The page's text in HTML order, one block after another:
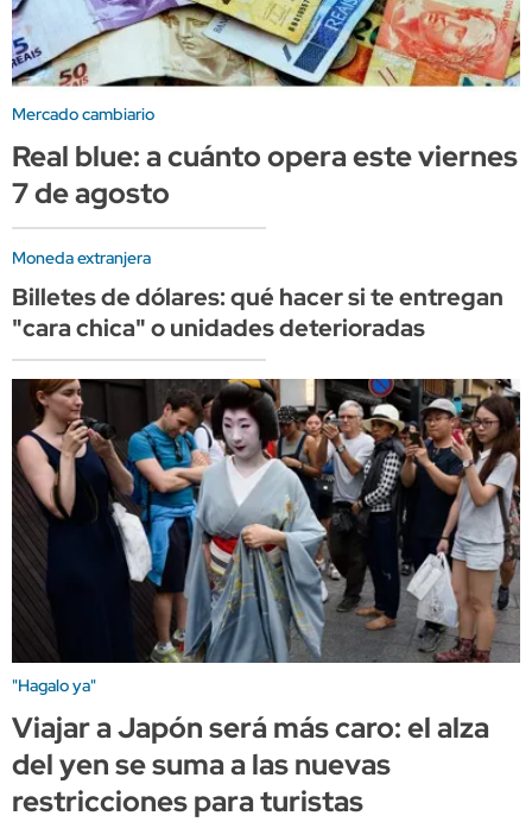
Mercado cambiario
Real blue: a cuánto opera este viernes
7 de agosto
Moneda extranjera
Billetes de dólares: qué hacer si te entregan
"cara chica" o unidades deterioradas
"Hagalo ya"
Viajar a Japón será más caro: el alza
del yen se suma a las nuevas
restricciones para turistas